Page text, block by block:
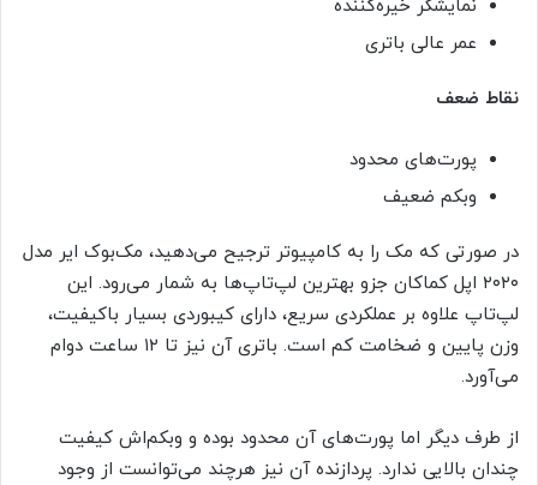
نمایشگر خیره‌کننده
عمر عالی باتری
نقاط ضعف
پورت‌های محدود
وبکم ضعیف
در صورتی که مک را به کامپیوتر ترجیح می‌دهید، مک‌بوک ایر مدل
۲۰۲۰ اپل کماکان جزو بهترین لپ‌تاپ‌ها به شمار می‌رود. این
لپ‌تاپ علاوه بر عملکردی سریع، دارای کیبوردی بسیار باکیفیت،
وزن پایین و ضخامت کم است. باتری آن نیز تا ۱۲ ساعت دوام
می‌آورد.
از طرف دیگر اما پورت‌های آن محدود بوده و وبکم‌اش کیفیت
چندان بالایی ندارد. پردازنده آن نیز هرچند می‌توانست از وجود